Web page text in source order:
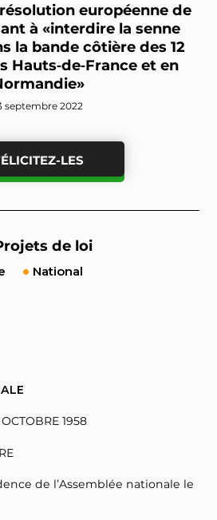
européenne de
à «interdire la senne
la bande côtière des 12
Hauts‑de‑France et en
septembre 2022
LES
de loi
National
1958
de l’Assemblée nationale le